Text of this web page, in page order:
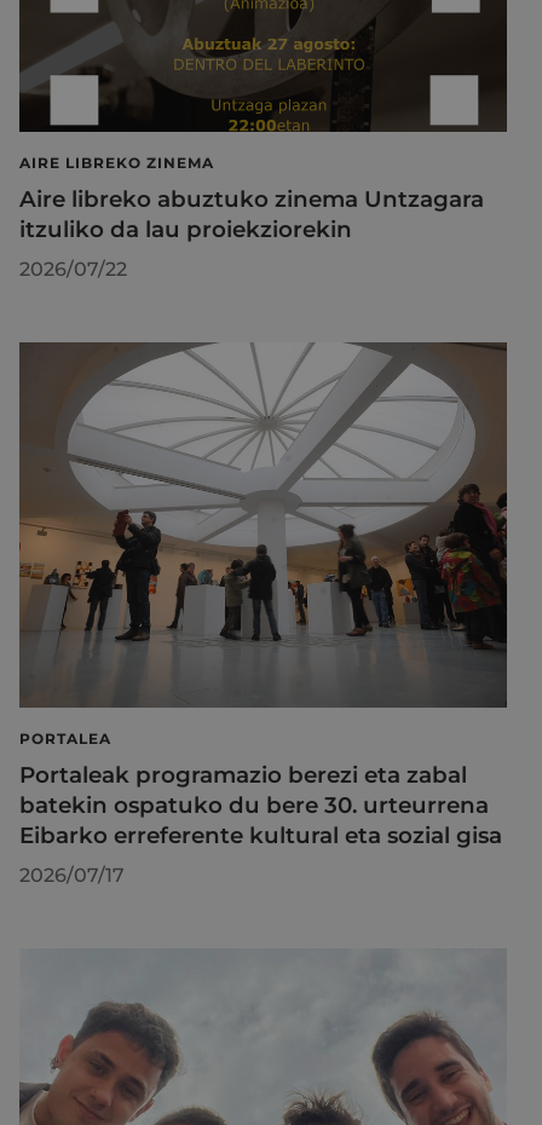
AIRE LIBREKO ZINEMA
Aire libreko abuztuko zinema Untzagara
itzuliko da lau proiekziorekin
2026/07/22
PORTALEA
Portaleak programazio berezi eta zabal
batekin ospatuko du bere 30. urteurrena
Eibarko erreferente kultural eta sozial gisa
2026/07/17